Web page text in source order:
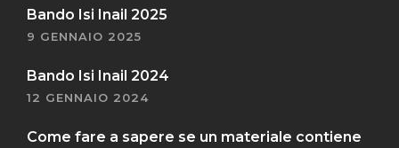
Bando Isi Inail 2025
9 GENNAIO 2025
Bando Isi Inail 2024
12 GENNAIO 2024
Come fare a sapere se un materiale contiene